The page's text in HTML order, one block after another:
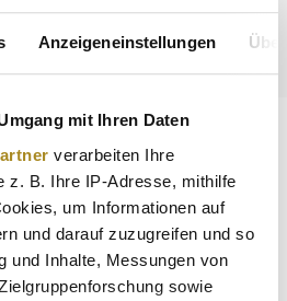
Anzeigeneinstellungen
mit Ihren Daten
verarbeiten Ihre
z. B. Ihre IP-Adresse, mithilfe
um Informationen auf
und darauf zuzugreifen und so
und Inhalte, Messungen von
sowie
Identifikation
Kinebar halten Sie eine
die gleichzeitig ein Kunstwerk